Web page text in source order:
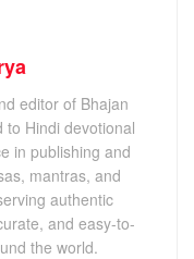
editor of Bhajan
to Hindi devotional
in publishing and
mantras, and
authentic
and easy-to-
the world.